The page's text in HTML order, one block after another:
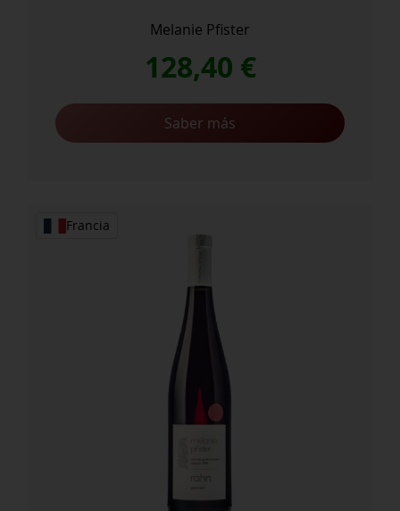
Melanie Pfister
128,40 €
Saber más
Francia